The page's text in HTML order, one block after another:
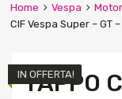
Home Vespa
CIF Vespa Super – GT
TAPPO
IN OFFERTA!